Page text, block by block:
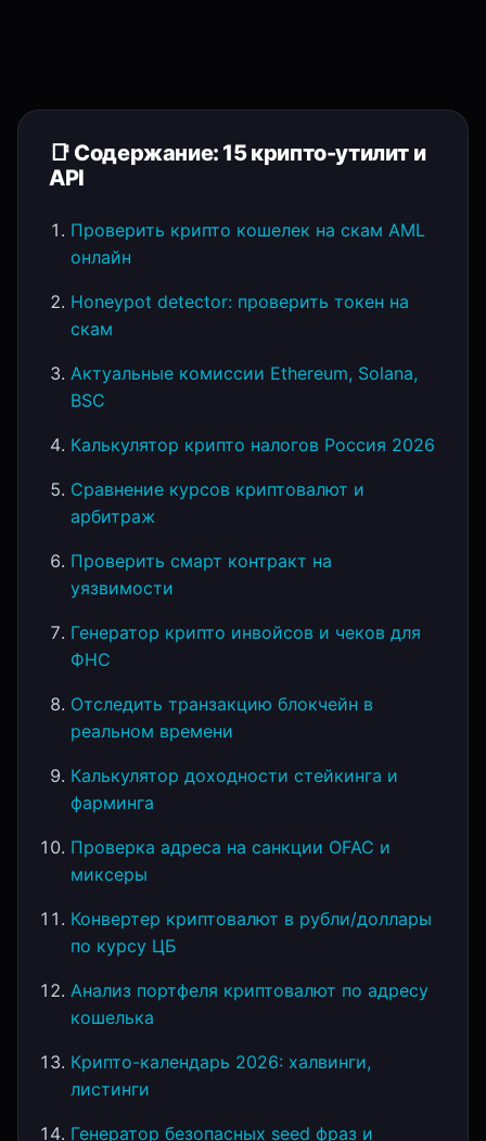
📑 Содержание: 15 крипто-утилит и
API
Проверить крипто кошелек на скам AML
онлайн
Honeypot detector: проверить токен на
скам
Актуальные комиссии Ethereum, Solana,
BSC
Калькулятор крипто налогов Россия 2026
Сравнение курсов криптовалют и
арбитраж
Проверить смарт контракт на
уязвимости
Генератор крипто инвойсов и чеков для
ФНС
Отследить транзакцию блокчейн в
реальном времени
Калькулятор доходности стейкинга и
фарминга
Проверка адреса на санкции OFAC и
миксеры
Конвертер криптовалют в рубли/доллары
по курсу ЦБ
Анализ портфеля криптовалют по адресу
кошелька
Крипто-календарь 2026: халвинги,
листинги
Генератор безопасных seed фраз и